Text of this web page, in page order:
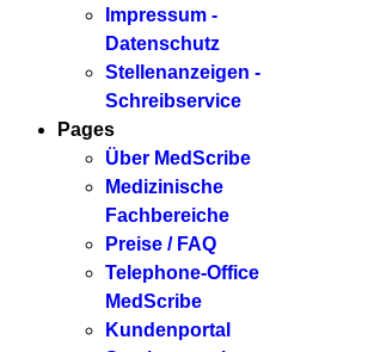
Impressum -
Datenschutz
Stellenanzeigen -
Schreibservice
Pages
Über MedScribe
Medizinische
Fachbereiche
Preise / FAQ
Telephone-Office
MedScribe
Kundenportal